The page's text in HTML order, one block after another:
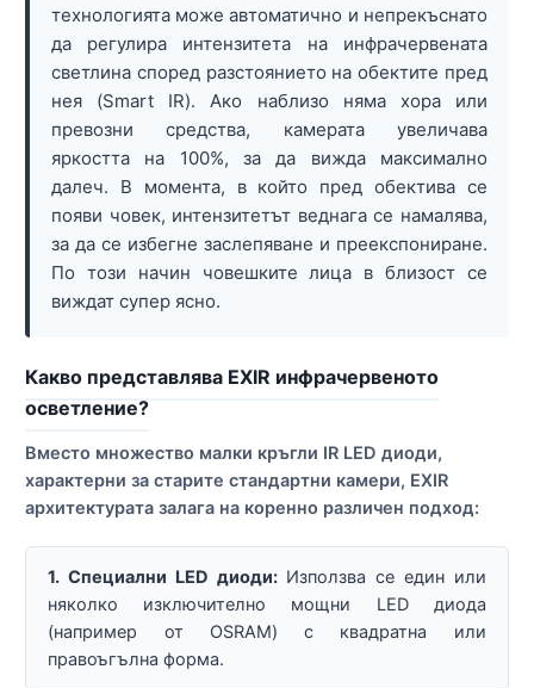
технологията може автоматично и непрекъснато
да регулира интензитета на инфрачервената
светлина според разстоянието на обектите пред
нея (Smart IR). Ако наблизо няма хора или
превозни средства, камерата увеличава
яркостта на 100%, за да вижда максимално
далеч. В момента, в който пред обектива се
появи човек, интензитетът веднага се намалява,
за да се избегне заслепяване и преекспониране.
По този начин човешките лица в близост се
виждат супер ясно.
Какво представлява EXIR инфрачервеното
осветление?
Вместо множество малки кръгли IR LED диоди,
характерни за старите стандартни камери, EXIR
архитектурата залага на коренно различен подход:
1. Специални LED диоди:Използва се един или
няколко изключително мощни LED диода
(например от OSRAM) с квадратна или
правоъгълна форма.